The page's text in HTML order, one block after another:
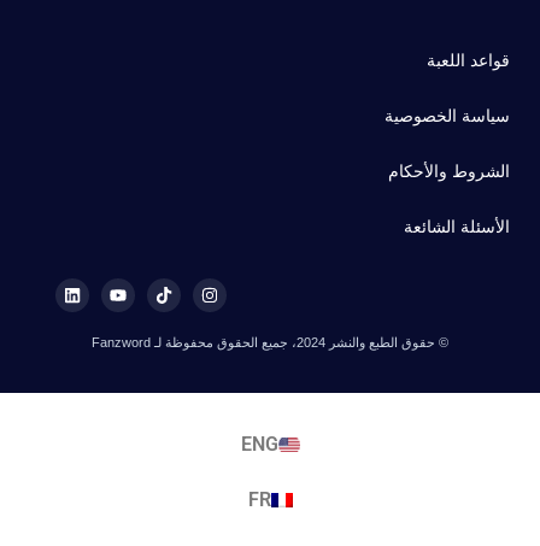
قواعد اللعبة
سياسة الخصوصية
الشروط والأحكام
الأسئلة الشائعة
© حقوق الطبع والنشر 2024، جميع الحقوق محفوظة لـ Fanzword
ENG
FR